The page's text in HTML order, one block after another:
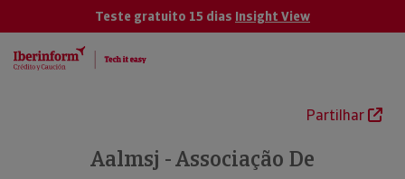
Teste gratuito 15 dias Insight View
Partilhar
Aalmsj - Associação De